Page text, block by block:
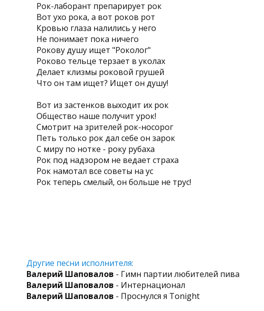
Рок-лаборант препарирует рок
Вот ухо рока, а вот роков рот
Кровью глаза налились у него
Не понимает пока ничего
Рокову душу ищет "Роколог"
Роково тельце терзает в уколах
Делает клизмы роковой грушей
Что он там ищет? Ищет он душу!
Вот из застенков выходит их рок
Общество наше получит урок!
Смотрит на зрителей рок-носорог
Петь только рок дал себе он зарок
С миру по нотке - року рубаха
Рок под надзором не ведает страха
Рок намотал все советы на ус
Рок теперь смелый, он больше не трус!
Другие песни исполнителя:
Валерий Шаповалов - Гимн партии любителей пива
Валерий Шаповалов - Интернационал
Валерий Шаповалов - Проснулся я Tonight